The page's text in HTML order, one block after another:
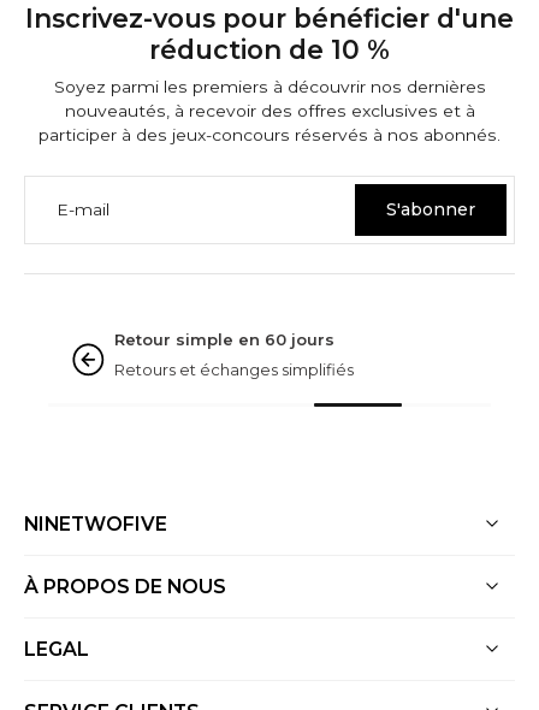
Inscrivez-vous pour bénéficier d'une
réduction de 10 %
Soyez parmi les premiers à découvrir nos dernières
nouveautés, à recevoir des offres exclusives et à
participer à des jeux-concours réservés à nos abonnés.
E-mail S'abonner
Noté « excellent »
D'après plus de 3 000 Avis
NINETWOFIVE
À PROPOS DE NOUS
LEGAL